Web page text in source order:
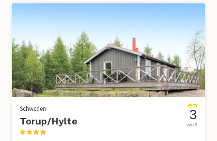
Schweden
Torup/Hylte 3
von 5